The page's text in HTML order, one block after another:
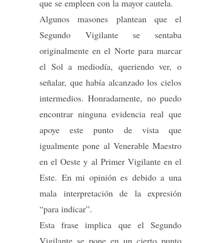
que se empleen con la mayor cautela.
Algunos masones plantean que el
Segundo Vigilante se sentaba
originalmente en el Norte para marcar
el Sol a mediodía, queriendo ver, o
señalar, que había alcanzado los cielos
intermedios. Honradamente, no puedo
encontrar ninguna evidencia real que
apoye este punto de vista que
igualmente pone al Venerable Maestro
en el Oeste y al Primer Vigilante en el
Este. En mi opinión es debido a una
mala interpretación de la expresión
“para indicar”.
Esta frase implica que el Segundo
Vigilante se pone en un cierto punto